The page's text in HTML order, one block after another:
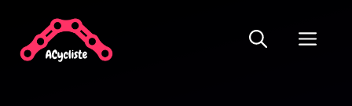
contenu